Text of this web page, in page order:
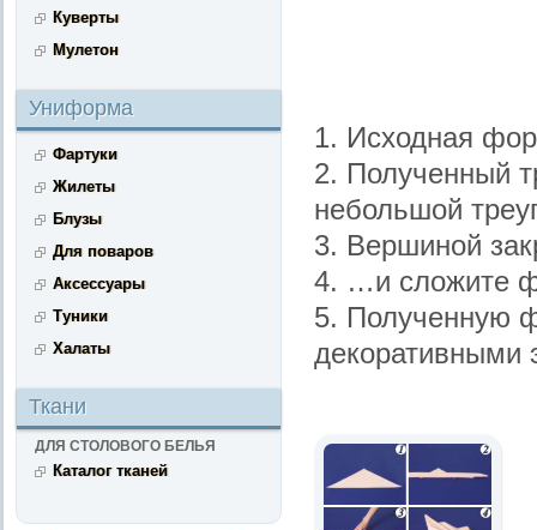
Куверты
Мулетон
Униформа
Фартуки
Жилеты
Блузы
Для поваров
Аксессуары
Туники
Халаты
Ткани
ДЛЯ СТОЛОВОГО БЕЛЬЯ
Каталог тканей
1. Исходная
2. Полученный
небольшой
3. Вершиной
4. …и сложите
5. Полученную
декоративными